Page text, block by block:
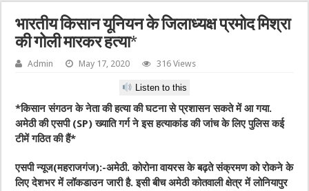
भारतीय किसान यूनियन के जिलाध्यक्ष प्रमोद मिश्रा
की गोली मारकर हत्या*
Admin May 17, 2020 316 Views
Listen to this
*किसान संगठन के नेता की हत्‍या की घटना से प्रशासन सकते में आ गया.
अमेठी की एसपी (SP) ख्याति गर्ग ने इस हत्‍याकांड की जांच के लिए पुलिस कई
टीमें गठित की हैं*
एसपी न्यूज(महराजगंज):-अमेठी. कोरोना वायरस के बढ़ते संक्रमण को रोकने के
लिए देशभर में लॉकडाउन जारी है. इसी बीच अमेठी कोतवाली क्षेत्र में लोनियापुर